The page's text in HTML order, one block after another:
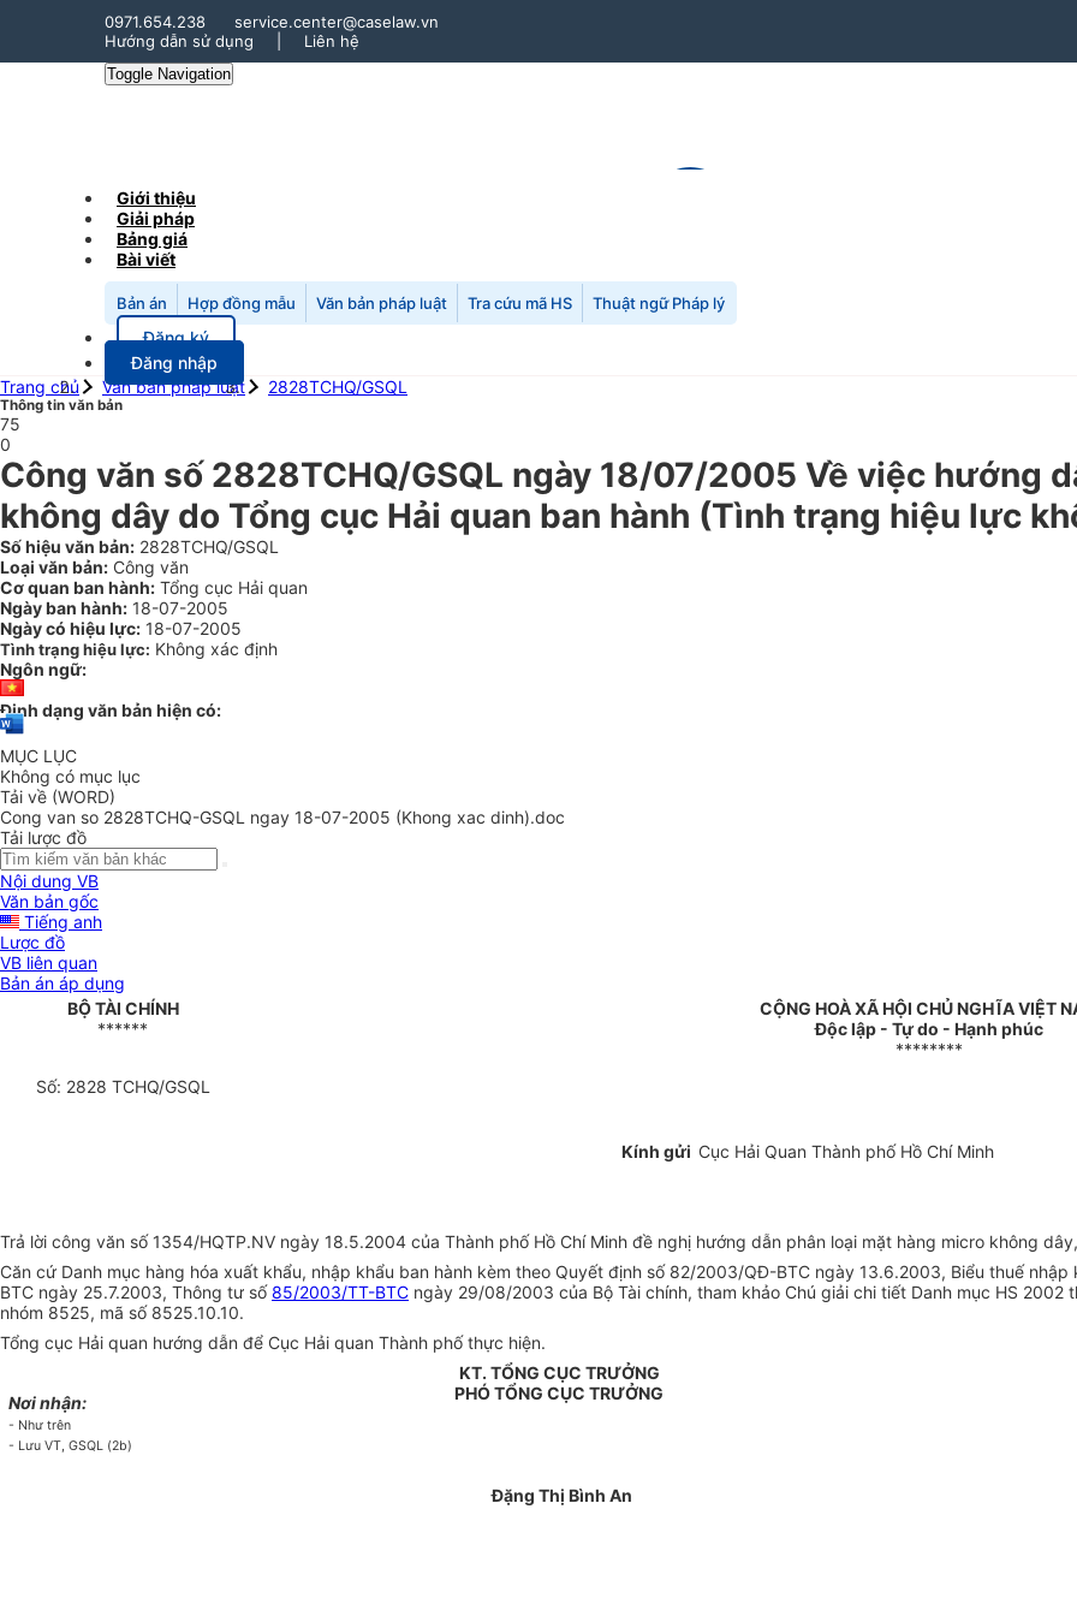
0971.654.238
service.center@caselaw.vn
Hướng dẫn sử dụng
Liên hệ
Toggle Navigation
Giới thiệu
Giải pháp
Bảng giá
Bài viết
Bản án Hợp đồng mẫu Văn bản pháp luật Tra cứu mã HS Thuật ngữ Pháp lý
Đăng ký
Đăng nhập
Trang chủ
Văn bản pháp luật 2828TCHQ/GSQL
Thông tin văn bản
75
0
Công văn số 2828TCHQ/GSQL ngày 18/07/2005 Về việc hướng
không dây do Tổng cục Hải quan ban hành (Tình trạng hiệu lực
Số hiệu văn bản: 2828TCHQ/GSQL
Loại văn bản: Công văn
Cơ quan ban hành: Tổng cục Hải quan
Ngày ban hành: 18-07-2005
Ngày có hiệu lực: 18-07-2005
Tình trạng hiệu lực: Không xác định
Ngôn ngữ:
Định dạng văn bản hiện có:
MỤC LỤC
Không có mục lục
Tải về (WORD)
Cong van so 2828TCHQ-GSQL ngay 18-07-2005 (Khong xac dinh).doc
Tải lược đồ
Nội dung VB
Văn bản gốc
Tiếng anh
Lược đồ
VB liên quan
Bản án áp dụng
BỘ TÀI CHÍNH
******
CỘNG HOÀ XÃ HỘI CHỦ NGHĨA VIỆT
Độc lập - Tự do - Hạnh phúc
********
Số: 2828 TCHQ/GSQL
Kính gửi Cục Hải Quan Thành phố Hồ Chí Minh
Trả lời công văn số 1354/HQTP.NV ngày 18.5.2004 của Thành phố Hồ Chí Minh đề nghị hướng dẫn phân loại mặt hàng micro không
Căn cứ Danh mục hàng hóa xuất khẩu, nhập khẩu ban hành kèm theo Quyết định số 82/2003/QĐ-BTC ngày 13.6.2003, Biểu thuế
BTC ngày 25.7.2003, Thông tư số85/2003/TT-BTC ngày 29/08/2003 của Bộ Tài chính, tham khảo Chú giải chi tiết Danh mục HS
nhóm 8525, mã số 8525.10.10.
Tổng cục Hải quan hướng dẫn để Cục Hải quan Thành phố thực hiện.
Nơi nhận:
- Như trên
- Lưu VT, GSQL (2b)
KT. TỔNG CỤC TRƯỞNG
PHÓ TỔNG CỤC TRƯỞNG
Đặng Thị Bình An